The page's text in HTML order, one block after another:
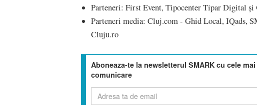
Parteneri: First Event, Tipocenter Tipar Digital
Parteneri media: Cluj.com - Ghid Local, IQads,
Cluju.ro
Aboneaza-te la newsletterul SMARK cu cele
comunicare